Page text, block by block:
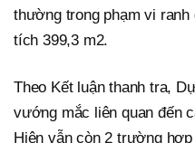
thường trong phạm vi
tích 399,3 m2.
Theo Kết luận thanh tra,
vướng mắc liên quan đến
Hiện vẫn còn 2 trường